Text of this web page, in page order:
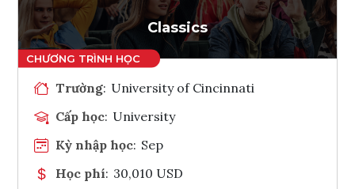
Classics
Trường: University of Cincinnati
Cấp học: University
Kỳ nhập học: Sep
Học phí: 30,010 USD